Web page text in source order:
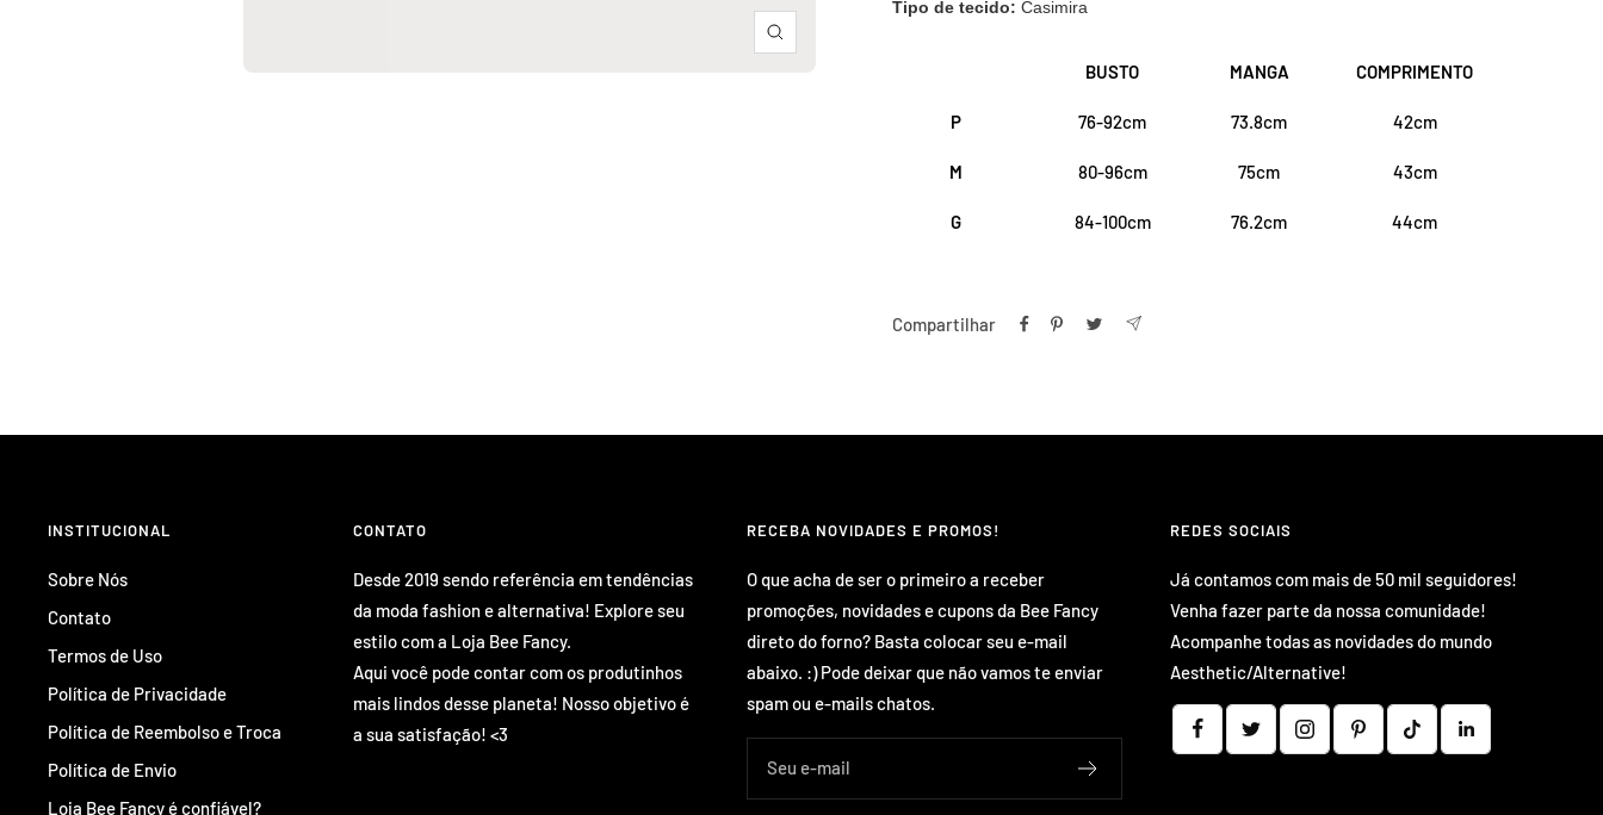
Zoom
Tipo de tecido: Casimira
BUSTO MANGA COMPRIMENTO
P 76-92cm 73.8cm 42cm
M 80-96cm 75cm 43cm
G 84-100cm 76.2cm 44cm
Compartilhar
INSTITUCIONAL
Sobre Nós
Contato
Termos de Uso
Política de Privacidade
Política de Reembolso e Troca
Política de Envio
Loja Bee Fancy é confiável?
CONTATO
Desde 2019 sendo referência em tendências
da moda fashion e alternativa! Explore seu
estilo com a Loja Bee Fancy.
Aqui você pode contar com os produtinhos
mais lindos desse planeta! Nosso objetivo é
a sua satisfação! <3
RECEBA NOVIDADES E PROMOS!
O que acha de ser o primeiro a receber
promoções, novidades e cupons da Bee Fancy
direto do forno? Basta colocar seu e-mail
abaixo. :) Pode deixar que não vamos te enviar
spam ou e-mails chatos.
Seu e-mail
REDES SOCIAIS
Já contamos com mais de 50 mil seguidores!
Venha fazer parte da nossa comunidade!
Acompanhe todas as novidades do mundo
Aesthetic/Alternative!